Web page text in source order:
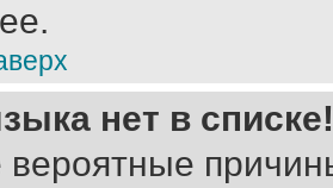
нет в списке!